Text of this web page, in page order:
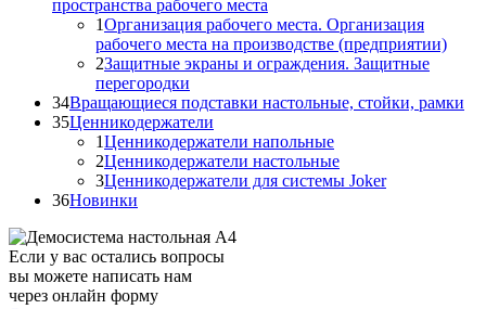
пространства рабочего места
1Организация рабочего места. Организация
рабочего места на производстве (предприятии)
2Защитные экраны и ограждения. Защитные
перегородки
34Вращающиеся подставки настольные, стойки, рамки
35Ценникодержатели
1Ценникодержатели напольные
2Ценникодержатели настольные
3Ценникодержатели для системы Joker
36Новинки
Если у вас остались вопросы
вы можете написать нам
через онлайн форму